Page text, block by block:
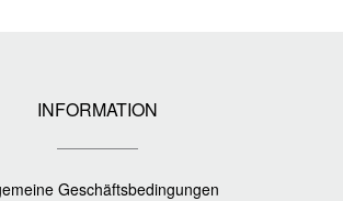
INFORMATION
Geschäftsbedingungen